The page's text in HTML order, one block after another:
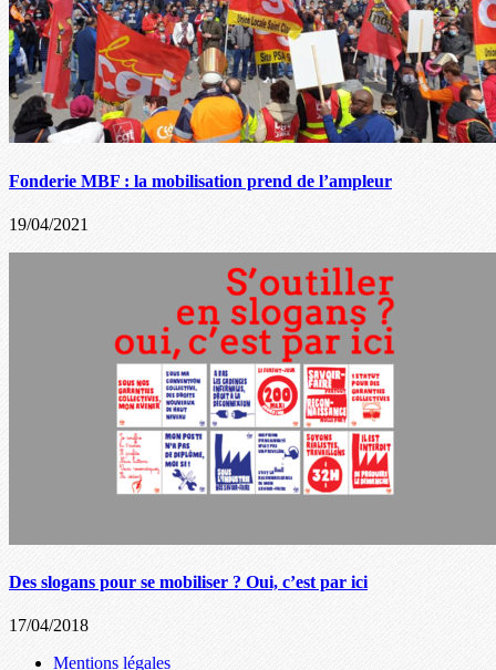
Fonderie MBF : la mobilisation prend de l’ampleur
19/04/2021
Des slogans pour se mobiliser ? Oui, c’est par ici
17/04/2018
Mentions légales